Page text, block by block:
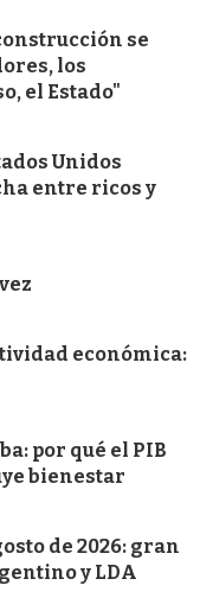
se
los
el Estado"
Unidos
entre ricos y
económica:
por qué el PIB
bienestar
de 2026: gran
y LDA